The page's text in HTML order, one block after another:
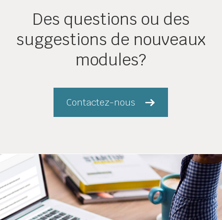
Des questions ou des
suggestions de nouveaux
modules?
Contactez-nous